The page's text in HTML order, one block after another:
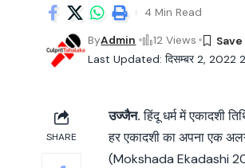
Last Updated: दिसम्बर 2, 2022
ByAdmin 12 Views
4 Min Read
SHARE
उज्जैन.हिंदू धर्म में एकादशी
हर एकादशी का अपना एक
(Mokshada Ekadashi